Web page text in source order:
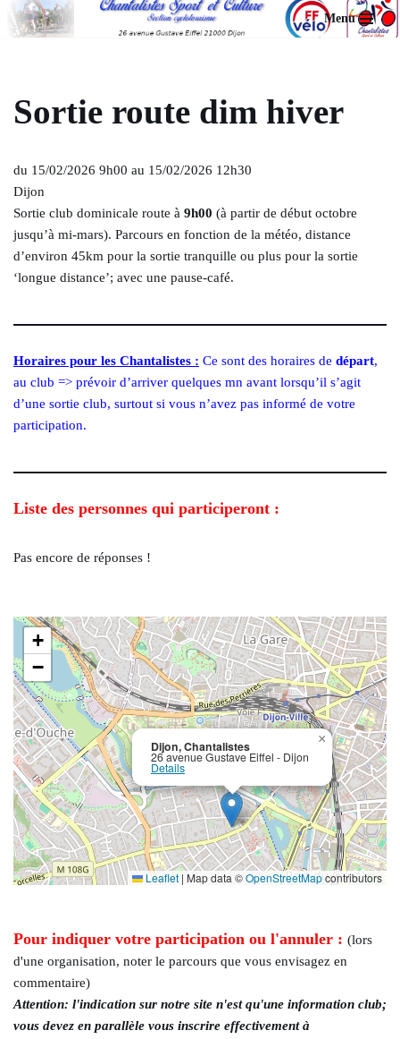
Menu
Sortie route dim hiver
du 15/02/2026 9h00 au 15/02/2026 12h30
Dijon
Sortie club dominicale route à 9h00 (à partir de début octobre
jusqu’à mi-mars). Parcours en fonction de la météo, distance
d’environ 45km pour la sortie tranquille ou plus pour la sortie
‘longue distance’; avec une pause-café.
Horaires pour les Chantalistes : Ce sont des horaires de départ,
au club => prévoir d’arriver quelques mn avant lorsqu’il s’agit
d’une sortie club, surtout si vous n’avez pas informé de votre
participation.
Liste des personnes qui participeront :
Pas encore de réponses !
Dijon, Chantalistes
26 avenue Gustave Eiffel - Dijon
Details
×
+
−
Leaflet | Map data ©OpenStreetMapcontributors
Pour indiquer votre participation ou l'annuler : (lors
d'une organisation, noter le parcours que vous envisagez en
commentaire)
Attention: l'indication sur notre site n'est qu'une information club;
vous devez en parallèle vous inscrire effectivement à